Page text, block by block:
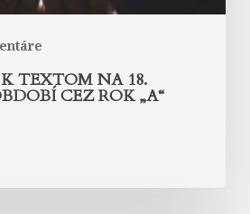
TEXTOM NA 18.
CEZ ROK „A“